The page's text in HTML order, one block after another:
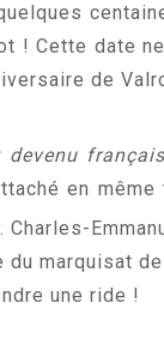
! Cette date
de
devenu français
en même
. Charles-
du marquisat
une ride !